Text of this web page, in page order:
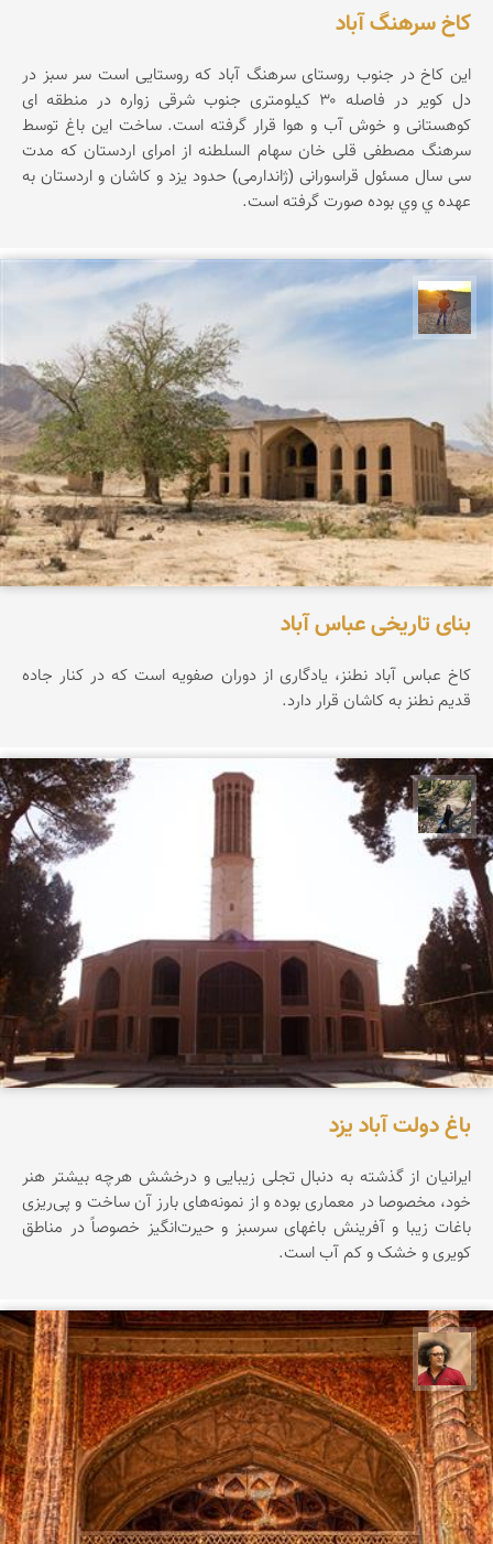
کاخ سرهنگ آباد
این کاخ در جنوب روستای سرهنگ آباد که روستایی است سر سبز در
دل کویر در فاصله ۳۰ کیلومتری جنوب شرقی زواره در منطقه ای
کوهستانی و خوش آب و هوا قرار گرفته است. ساخت این باغ توسط
سرهنگ مصطفی قلی خان سهام السلطنه از امرای اردستان که مدت
سی سال مسئول قراسورانی (ژاندارمی) حدود یزد و کاشان و اردستان به
عهده ي وي بوده صورت گرفته است.
مهدی مخلصیان
بنای تاریخی عباس آباد
کاخ عباس آباد نطنز، یادگاری از دوران صفویه است که در کنار جاده
قدیم نطنز به کاشان قرار دارد.
مونا سلطانی
باغ دولت آباد یزد
ایرانیان از گذشته به دنبال تجلی زیبایی و درخشش هرچه بیشتر هنر
خود، مخصوصا در معماری بوده و از نمونه‌های بارز آن ساخت و پی‌ریزی
باغات زیبا و آفرینش باغهای سرسبز و حیرت‌انگیز خصوصاً در مناطق
کویری و خشک و کم آب است.
مصطفی ربیعی بهشتی